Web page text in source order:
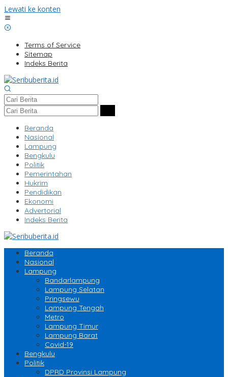
Lewati ke konten
Terms of Service
Sitemap
Indeks Berita
Beranda
Nasional
Lampung
Bengkulu
Politik
Pemerintahan
Hukrim
Pendidikan
Ekonomi
Advertorial
Indeks Berita
Beranda
Nasional
Lampung
Bandarlampung
Lampung Selatan
Pringsewu
Lampung Tengah
Metro
Lampung Timur
Lampung Barat
Covid-19
Bengkulu
Politik
DPRD Provinsi Lampung